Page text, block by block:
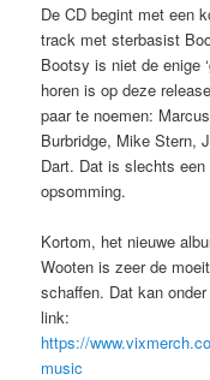
De CD begint met een
track met sterbasist
Bootsy is niet de enige
horen is op deze
paar te noemen:
Burbridge, Mike Stern,
Dart. Dat is slechts een
opsomming.
Kortom, het nieuwe
Wooten is zeer de
schaffen. Dat kan
link:
https://
music